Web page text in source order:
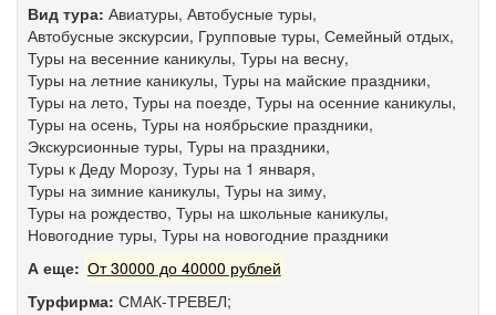
Вид тура: Авиатуры, Автобусные туры,
Автобусные экскурсии, Групповые туры, Семейный отдых,
Туры на весенние каникулы, Туры на весну,
Туры на летние каникулы, Туры на майские праздники,
Туры на лето, Туры на поезде, Туры на осенние каникулы,
Туры на осень, Туры на ноябрьские праздники,
Экскурсионные туры, Туры на праздники,
Туры к Деду Морозу, Туры на 1 января,
Туры на зимние каникулы, Туры на зиму,
Туры на рождество, Туры на школьные каникулы,
Новогодние туры, Туры на новогодние праздники
А еще: От 30000 до 40000 рублей
Турфирма: СМАК-ТРЕВЕЛ;